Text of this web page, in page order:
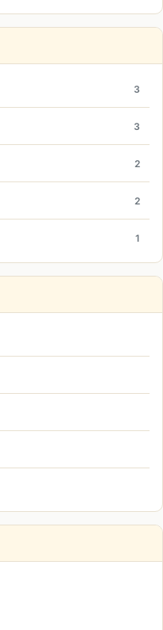
3
3
2
2
1